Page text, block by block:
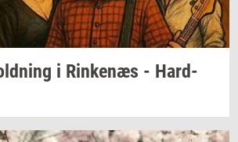
i Rin­ke­næs - Hard-​